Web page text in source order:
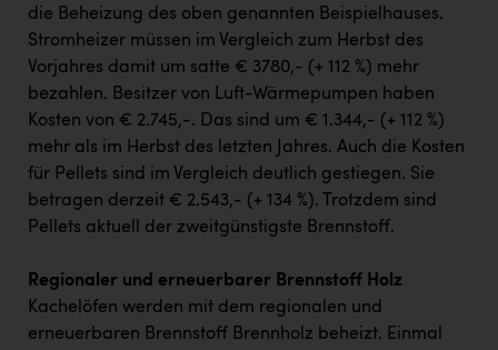
die Beheizung des oben genannten Beispielhauses.
Stromheizer müssen im Vergleich zum Herbst des
Vorjahres damit um satte € 3780,- (+ 112 %) mehr
bezahlen. Besitzer von Luft-Wärmepumpen haben
Kosten von € 2.745,-. Das sind um € 1.344,- (+ 112 %)
mehr als im Herbst des letzten Jahres. Auch die Kosten
für Pellets sind im Vergleich deutlich gestiegen. Sie
betragen derzeit € 2.543,- (+ 134 %). Trotzdem sind
Pellets aktuell der zweitgünstigste Brennstoff.
Regionaler und erneuerbarer Brennstoff Holz
Kachelöfen werden mit dem regionalen und
erneuerbaren Brennstoff Brennholz beheizt. Einmal